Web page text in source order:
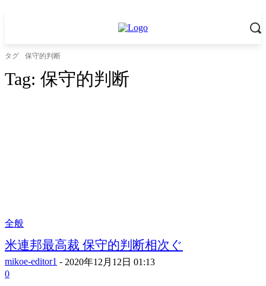
タグ 保守的判断
Tag: 保守的判断
全般
米連邦最高裁 保守的判断相次ぐ
mikoe-editor1 - 2020年12月12日 01:13
0